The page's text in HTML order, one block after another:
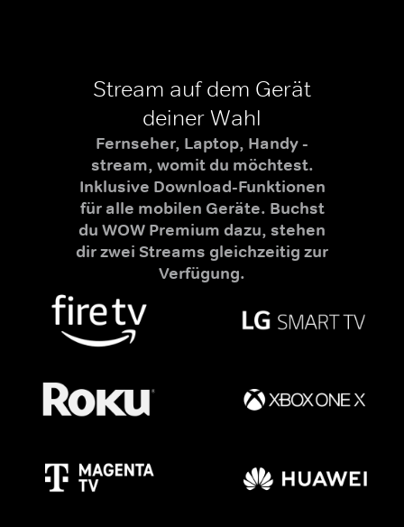
Stream auf dem Gerät
deiner Wahl
Fernseher, Laptop, Handy -
stream, womit du möchtest.
Inklusive Download-Funktionen
für alle mobilen Geräte. Buchst
du WOW Premium dazu, stehen
dir zwei Streams gleichzeitig zur
Verfügung.